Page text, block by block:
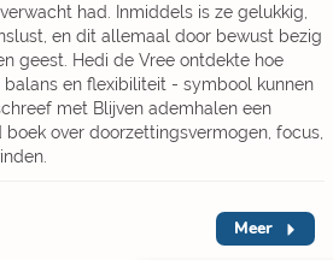
had. Inmiddels is ze gelukkig,
en dit allemaal door bewust bezig
geest. Hedi de Vree ontdekte hoe
en flexibiliteit - symbool kunnen
met Blijven ademhalen een
boek over doorzettingsvermogen, focus,
Meer